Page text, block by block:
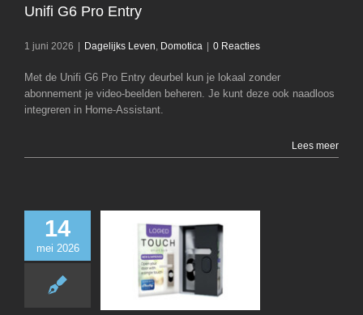
Unifi G6 Pro Entry
1 juni 2026 | Dagelijks Leven Domotica | 0 Reacties
Met de Unifi G6 Pro Entry deurbel kun je lokaal zonder
abonnement je video-beelden beheren. Je kunt deze ook naadloos
integreren in Home-Assistant.
Lees meer
14
mei 2026